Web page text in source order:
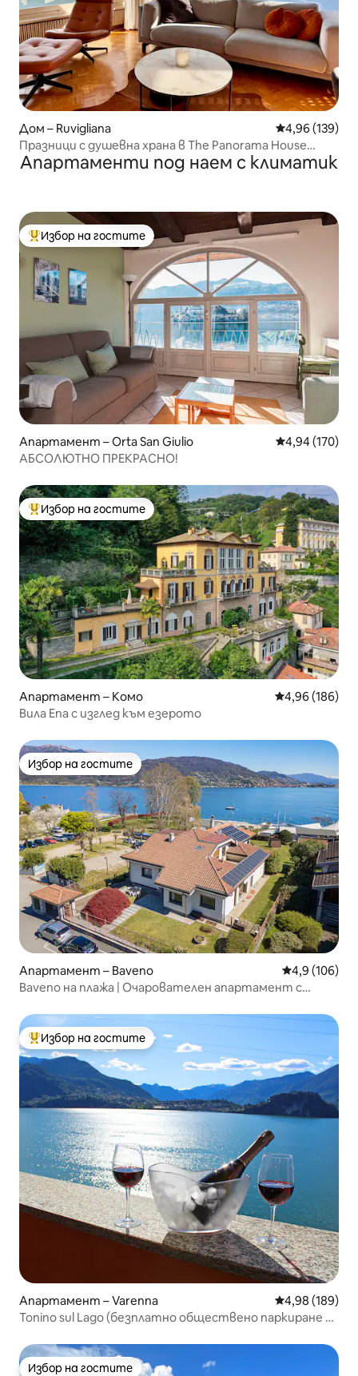
Дом – Ruvigliana Средна
4,96 (139)
Празници с душевна храна в The Panorama House
Lugano
Апартаменти под наем с климатик
Най-популярен избор на гостите
Избор на гостите
Апартамент – Orta San Giulio Средна
4,94 (170)
АБСОЛЮТНО ПРЕКРАСНО!
Най-популярен избор на гостите
Избор на гостите
Апартамент – Комо Средна
4,96 (186)
Вила Ena с изглед към езерото
Избор на гостите
Избор на гостите
Апартамент – Baveno Средна
4,9 (106)
Baveno на плажа | Очарователен апартамент с
Най-популярен избор на гостите
Избор на гостите
Апартамент – Varenna Средна
4,98 (189)
Tonino sul Lago (безплатно обществено паркиране +
Избор на гостите